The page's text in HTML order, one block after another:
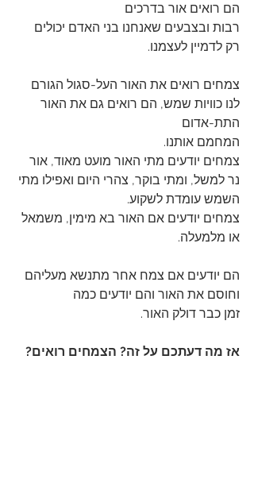
הם רואים אור בדרכים
רבות ובצבעים שאנחנו בני האדם יכולים
רק לדמיין לעצמנו.
צמחים רואים את האור העל-סגול הגורם
לנו כוויות שמש, הם רואים גם את האור
התת-אדום
המחמם אותנו.
צמחים יודעים מתי האור מועט מאוד, אור
נר למשל, ומתי בוקר, צהרי היום ואפילו מתי
השמש עומדת לשקוע.
צמחים יודעים אם האור בא מימין, משמאל
או מלמעלה.
הם יודעים אם צמח אחר מתנשא מעליהם
וחוסם את האור והם יודעים כמה
זמן כבר דולק האור.
אז מה דעתכם על זה? הצמחים רואים?